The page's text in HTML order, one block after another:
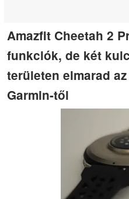
Amazfit Cheetah 2
funkciók, de két
területen elmarad
Garmin-től